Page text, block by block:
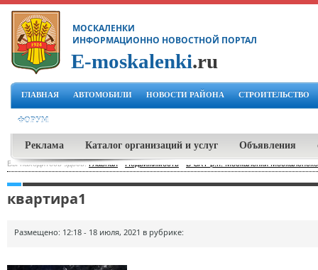
МОСКАЛЕНКИ
ИНФОРМАЦИОННО НОВОСТНОЙ ПОРТАЛ
E-moskalenki.ru
ГЛАВНАЯ АВТОМОБИЛИ НОВОСТИ РАЙОНА СТРОИТЕЛЬСТВО
ФОРУМ
Реклама Каталог организаций и услуг Объявления
Вы находитесь здесь:Главная-Недвижимость В СХТ р.п. Москаленки
квартира1
Размещено: 12:18 - 18 июля, 2021 в рубрике: